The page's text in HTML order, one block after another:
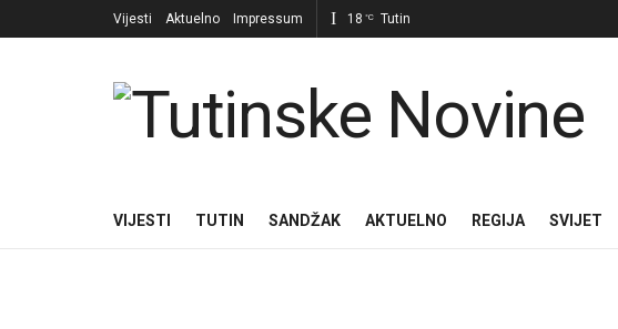
Vijesti Aktuelno Impressum 18 °C Tutin
VIJESTI TUTIN SANDŽAK AKTUELNO REGIJA SVIJET